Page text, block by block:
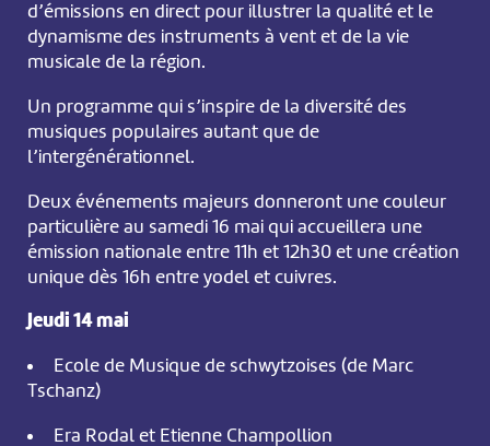
d’émissions en direct pour illustrer la qualité et le
dynamisme des instruments à vent et de la vie
musicale de la région.
Un programme qui s’inspire de la diversité des
musiques populaires autant que de
l’intergénérationnel.
Deux événements majeurs donneront une couleur
particulière au samedi 16 mai qui accueillera une
émission nationale entre 11h et 12h30 et une création
unique dès 16h entre yodel et cuivres.
Jeudi 14 mai
Ecole de Musique de schwytzoises (de Marc
Tschanz)
Era Rodal et Etienne Champollion